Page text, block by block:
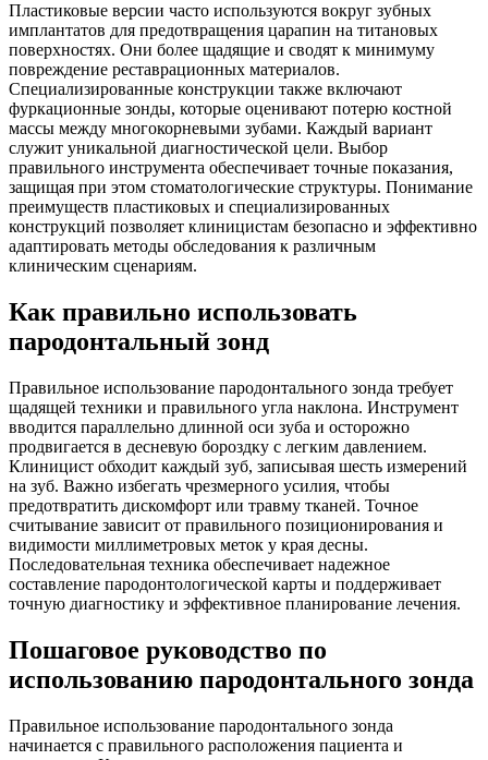
Пластиковые версии часто используются вокруг зубных
имплантатов для предотвращения царапин на титановых
поверхностях. Они более щадящие и сводят к минимуму
повреждение реставрационных материалов.
Специализированные конструкции также включают
фуркационные зонды, которые оценивают потерю костной
массы между многокорневыми зубами. Каждый вариант
служит уникальной диагностической цели. Выбор
правильного инструмента обеспечивает точные показания,
защищая при этом стоматологические структуры. Понимание
преимуществ пластиковых и специализированных
конструкций позволяет клиницистам безопасно и эффективно
адаптировать методы обследования к различным
клиническим сценариям.
Как правильно использовать
пародонтальный зонд
Правильное использование пародонтального зонда требует
щадящей техники и правильного угла наклона. Инструмент
вводится параллельно длинной оси зуба и осторожно
продвигается в десневую бороздку с легким давлением.
Клиницист обходит каждый зуб, записывая шесть измерений
на зуб. Важно избегать чрезмерного усилия, чтобы
предотвратить дискомфорт или травму тканей. Точное
считывание зависит от правильного позиционирования и
видимости миллиметровых меток у края десны.
Последовательная техника обеспечивает надежное
составление пародонтологической карты и поддерживает
точную диагностику и эффективное планирование лечения.
Пошаговое руководство по
использованию пародонтального зонда
Правильное использование пародонтального зонда
начинается с правильного расположения пациента и